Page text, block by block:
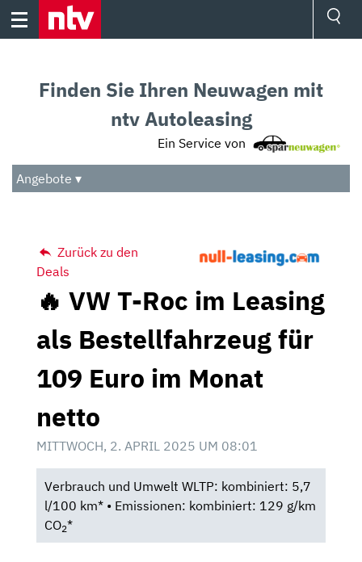
Skip
Audio
Das Beste
Finden Sie Ihren Neuwagen mit
ntv Autoleasing
Ein Service von
Angebote ▾
Zurück zu den
Deals
🔥 VW T-Roc im Leasing
als Bestellfahrzeug für
109 Euro im Monat
netto
MITTWOCH, 2. APRIL 2025 UM 08:01
Verbrauch und Umwelt WLTP: kombiniert: 5,7
l/100 km* • Emissionen: kombiniert: 129 g/km
CO2*